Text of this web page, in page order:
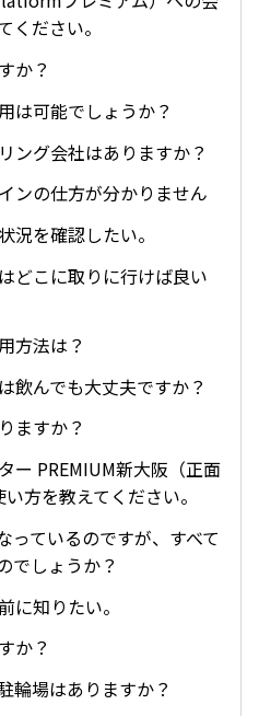
ください。
か？
は可能でしょうか？
ング会社はありますか？
ンの仕方が分かりません
況を確認したい。
どこに取りに行けば良い
方法は？
飲んでも大丈夫ですか？
ますか？
ー PREMIUM新大阪（正面
方を教えてください。
ているのですが、すべて
でしょうか？
に知りたい。
か？
輪場はありますか？